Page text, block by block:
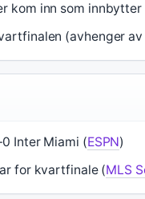
kom inn som innbytter
(avhenger
Inter Miami (ESPN)
for kvartfinale (MLS